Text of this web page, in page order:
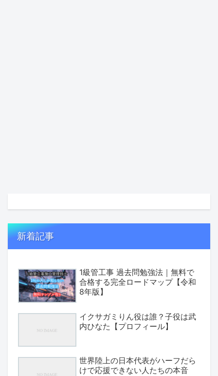
新着記事
1級管工事 過去問勉強法｜無料で
合格する完全ロードマップ【令和
8年版】
イクサガミりん役は誰？子役は武
内ひなた【プロフィール】
世界陸上の日本代表がハーフだら
けで応援できない人たちの本音